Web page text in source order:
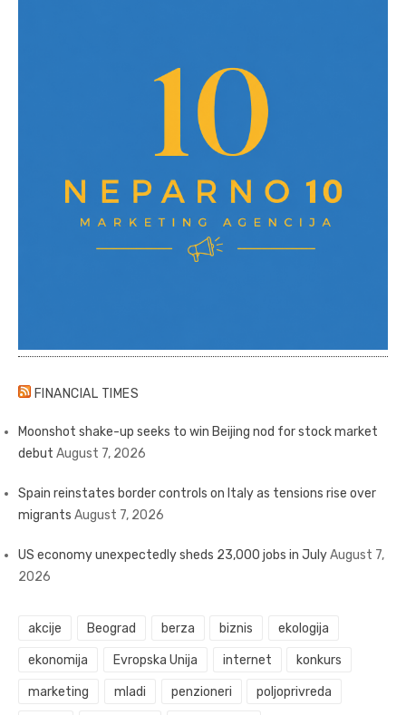
FINANCIAL TIMES
Moonshot shake-up seeks to win Beijing nod for stock market
debut August 7, 2026
Spain reinstates border controls on Italy as tensions rise over
migrants August 7, 2026
US economy unexpectedly sheds 23,000 jobs in JulyAugust 7,
2026
akcije Beograd berza biznis ekologija
ekonomija Evropska Unija internet konkurs
marketing mladi penzioneri poljoprivreda